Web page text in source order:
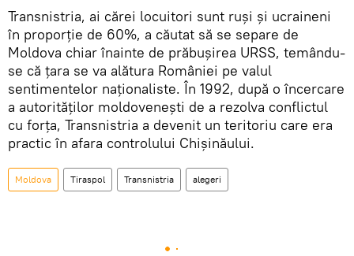
Transnistria, ai cărei locuitori sunt ruși și ucraineni
în proporție de 60%, a căutat să se separe de
Moldova chiar înainte de prăbușirea URSS, temându-
se că țara se va alătura României pe valul
sentimentelor naționaliste. În 1992, după o încercare
a autorităților moldovenești de a rezolva conflictul
cu forța, Transnistria a devenit un teritoriu care era
practic în afara controlului Chișinăului.
Moldova Tiraspol Transnistria alegeri